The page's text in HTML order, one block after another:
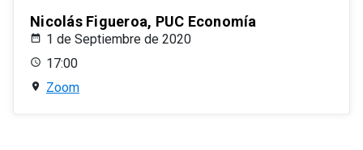
Nicolás Figueroa, PUC Economía
1 de Septiembre de 2020
17:00
Zoom